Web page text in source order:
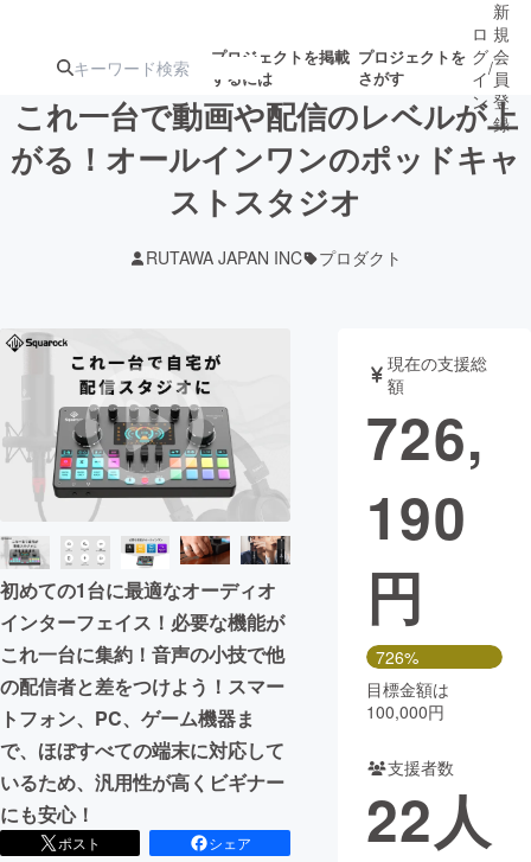
プロジェクトを掲載
するには
プロジェクトを
さがす
注目の新着プロ募集終了が近いプ
テクノロジー・ガジェット
映像・映画 書籍・雑誌
ビジネス・起業 チャレンジ
まちづくり・地域活性化
CAMPFIRE for Social Good
CAMPFIRE Creation
CAMPFIREふるさと納税machi-ya コミュニティ
ロ
グ
イ
ン
/
新
規
会
員
登
録
これ一台で動画や配信のレベルが上
がる！オールインワンのポッドキャ
ストスタジオ
RUTAWA JAPAN INC プロダクト
初めての1台に最適なオーディオ
インターフェイス！必要な機能が
これ一台に集約！音声の小技で他
の配信者と差をつけよう！スマー
トフォン、PC、ゲーム機器ま
で、ほぼすべての端末に対応して
いるため、汎用性が高くビギナー
にも安心！
ポスト
シェア
現在の支援総
額
726,
190
円
726%
目標金額は
100,000円
支援者数
22人